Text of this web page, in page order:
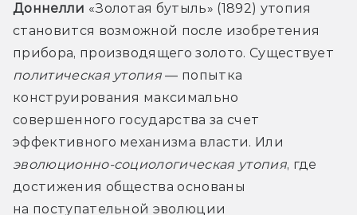
Доннелли «Золотая бутыль» (1892) утопия
становится возможной после изобретения
политическая утопия — попытка
конструирования максимально
совершенного государства за счет
эволюционно-социологическая утопия, где
достижения общества основаны
на поступательной эволюции